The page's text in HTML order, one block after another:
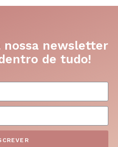
nossa newsletter
de tudo!